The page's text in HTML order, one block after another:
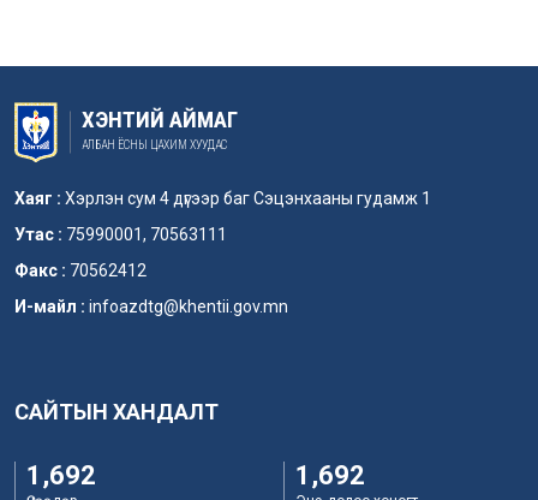
ХЭНТИЙ АЙМАГ
АЛБАН ЁСНЫ ЦАХИМ ХУУДАС
Хаяг : Хэрлэн сум 4 дүгээр баг Сэцэнхааны гудамж 1
Утас : 75990001, 70563111
Факс : 70562412
И-майл : infoazdtg@khentii.gov.mn
САЙТЫН ХАНДАЛТ
1,692 1,692